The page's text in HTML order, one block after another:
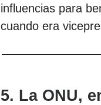
influencias para
cuando era
5. La ONU,